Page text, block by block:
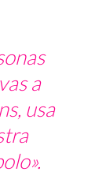
a
usa